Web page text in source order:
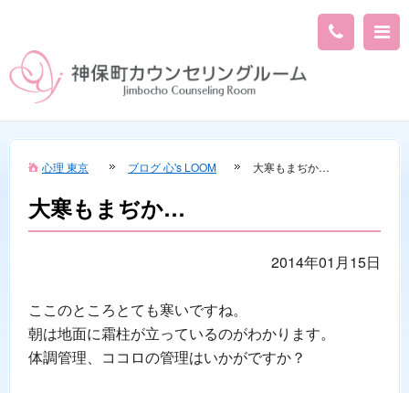
心理 東京 ブログ 心's LOOM 大寒もまぢか…
大寒もまぢか…
2014年01月15日
ここのところとても寒いですね。
朝は地面に霜柱が立っているのがわかります。
体調管理、ココロの管理はいかがですか？